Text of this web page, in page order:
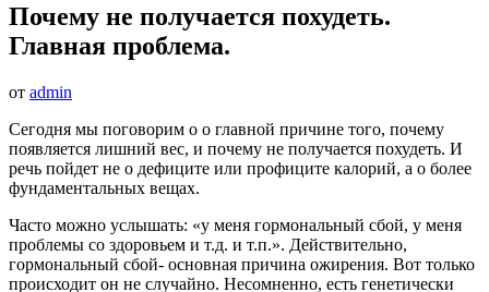
Почему не получается похудеть.
Главная проблема.
от admin
Сегодня мы поговорим о о главной причине того, почему
появляется лишний вес, и почему не получается похудеть. И
речь пойдет не о дефиците или профиците калорий, а о более
фундаментальных вещах.
Часто можно услышать: «у меня гормональный сбой, у меня
проблемы со здоровьем и т.д. и т.п.». Действительно,
гормональный сбой- основная причина ожирения. Вот только
происходит он не случайно. Несомненно, есть генетически